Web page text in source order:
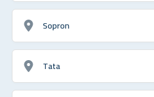
Sopron
Tata